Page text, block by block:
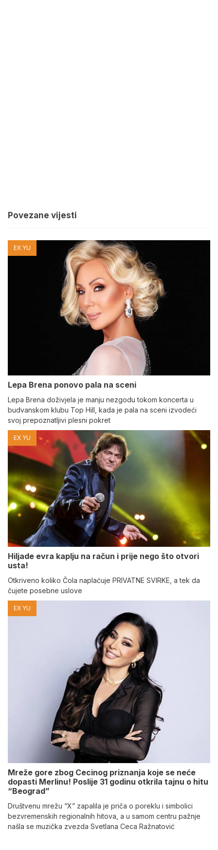
Povezane vijesti
EX YU
Lepa Brena ponovo pala na sceni
Lepa Brena doživjela je manju nezgodu tokom koncerta u
budvanskom klubu Top Hill, kada je pala na sceni izvodeći
svoj prepoznatljivi plesni pokret
EX YU
Hiljade evra kaplju na račun i prije nego što otvori
usta!
Otkriveno koliko Čola naplaćuje PRIVATNE SVIRKE, a tek da
čujete posebne uslove
EX YU
Mreže gore zbog Cecinog priznanja koje se neće
dopasti Merlinu! Poslije 31 godinu otkrila tajnu o hitu
“Beograd”
Društvenu mrežu “X” zapalila je priča o poreklu i simbolici
bezvremenskih regionalnih hitova, a u samom centru pažnje
našla se muzička zvezda Svetlana Ceca Ražnatović